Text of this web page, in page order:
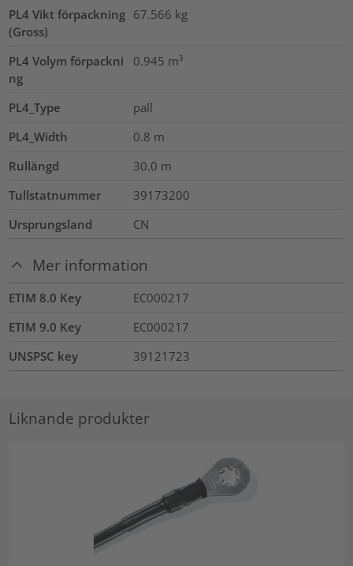
PL4 Vikt förpackning
(Gross)
67.566 kg
PL4 Volym förpackni
ng
0.945 m³
PL4_Type
pall
PL4_Width
0.8 m
Rullängd
30.0 m
Tullstatnummer
39173200
Ursprungsland
CN
Mer information
ETIM 8.0 Key
EC000217
ETIM 9.0 Key
EC000217
UNSPSC key
39121723
Liknande produkter